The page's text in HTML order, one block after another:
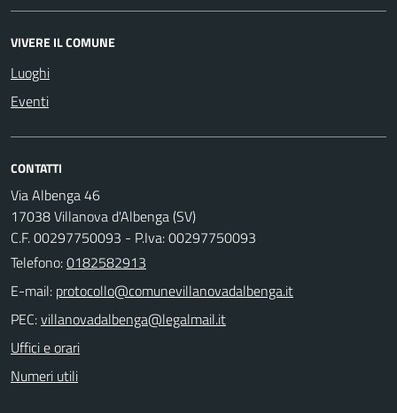
VIVERE IL COMUNE
Luoghi
Eventi
CONTATTI
Via Albenga 46
17038 Villanova d'Albenga (SV)
C.F. 00297750093 - P.Iva: 00297750093
Telefono:0182582913
E-mail:
PEC:
Uffici e orari
Numeri utili